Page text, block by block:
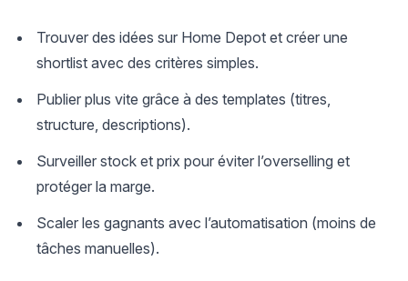
Trouver des idées sur Home Depot et créer une
shortlist avec des critères simples.
Publier plus vite grâce à des templates (titres,
structure, descriptions).
Surveiller stock et prix pour éviter l’overselling et
protéger la marge.
Scaler les gagnants avec l’automatisation (moins de
tâches manuelles).